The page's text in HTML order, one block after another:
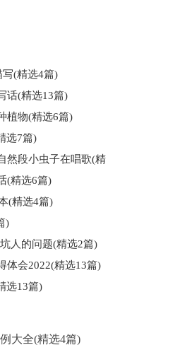
写(精选4篇)
话(精选13篇)
植物(精选6篇)
选7篇)
然段小虫子在唱歌(精
(精选6篇)
(精选4篇)
)
人的问题(精选2篇)
体会2022(精选13篇)
选13篇)
大全(精选4篇)